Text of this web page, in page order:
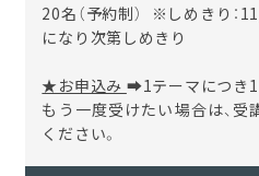
20名（予約制） ※しめきり：
になり次第しめきり
★お申込み ➡1テーマにつき1
もう一度受けたい場合は、
ください。